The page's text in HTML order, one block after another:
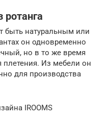
ротанга
быть натуральным или
он одновременно
но в то же время
Из мебели он
для производства
IROOMS